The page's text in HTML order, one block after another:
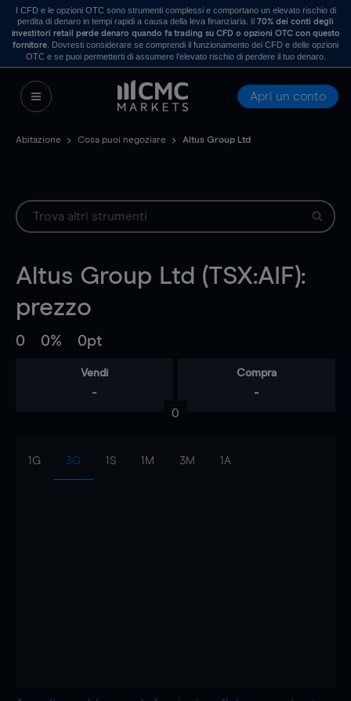
I CFD e le opzioni OTC sono strumenti complessi e comportano un elevato rischio di
perdita di denaro in tempi rapidi a causa della leva finanziaria. Il70% dei conti degli
investitori retail perde denaro quando fa trading su CFD o opzioni OTC con questo
fornitore . Dovresti considerare se comprendi il funzionamento dei CFD e delle opzioni
OTC e se puoi permetterti di assumere l’elevato rischio di perdere il tuo denaro.
Apri un conto
Abitazione Cosa puoi negoziare Altus Group Ltd
Altus Group Ltd (TSX:AIF):
prezzo
0 0% 0pt
Vendi
-
Compra
-
0
1G 3G 1S 1M 3M 1A